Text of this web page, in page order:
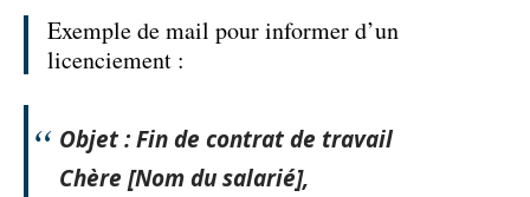
Exemple de mail pour informer d’un
licenciement :
Objet : Fin de contrat de travail
Chère [Nom du salarié],